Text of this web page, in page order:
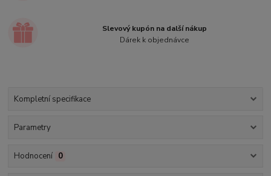
Slevový kupón na další nákup
Dárek k objednávce
Kompletní specifikace
Parametry
Hodnocení 0